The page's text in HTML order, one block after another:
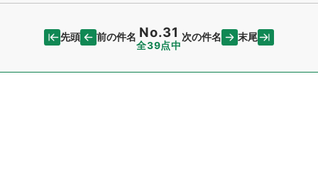
先頭 前の件名 No.31
全39点中
次の件名 末尾